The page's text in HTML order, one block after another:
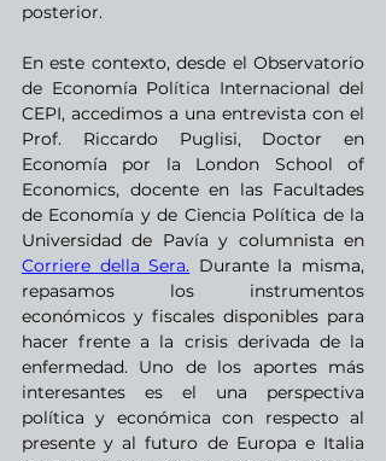
posterior.
En este contexto, desde el Observatorio
de Economía Política Internacional del
CEPI, accedimos a una entrevista con el
Prof. Riccardo Puglisi, Doctor en
Economía por la London School of
Economics, docente en las Facultades
de Economía y de Ciencia Política de la
Corriere della Sera. Durante la misma,
repasamos los instrumentos
económicos y fiscales disponibles para
hacer frente a la crisis derivada de la
enfermedad. Uno de los aportes más
interesantes es el una perspectiva
política y económica con respecto al
presente y al futuro de Europa e Italia